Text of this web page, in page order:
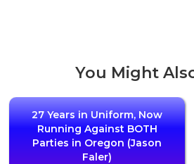
You Might
27 Years in Uniform, Now
Running Against BOTH
Parties in Oregon (Jason
Faler)